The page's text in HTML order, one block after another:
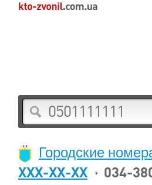
Городские
XXX-XX-XX
034-